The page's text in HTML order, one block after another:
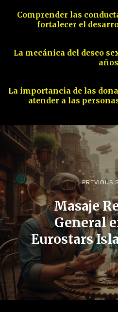
Comprender las
fortalecer el
La mecánica del deseo
años
La importancia de las
atender a las
PREVIOUS
Masaje
General
Eurostars